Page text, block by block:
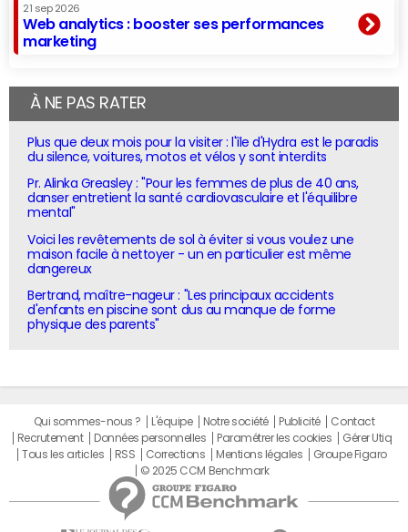
21 sep 2026
Web analytics : booster ses performances
marketing
À NE PAS RATER
Plus que deux mois pour la visiter : l'île d'Hydra est le paradis
du silence, voitures, motos et vélos y sont interdits
Pr. Alinka Greasley : "Pour les femmes de plus de 40 ans,
danser entretient la santé cardiovasculaire et l'équilibre
mental"
Voici les revêtements de sol à éviter si vous voulez une
maison facile à nettoyer - un en particulier est même
dangereux
Bertrand, maître-nageur : "Les principaux accidents
d'enfants en piscine sont dus au manque de forme
physique des parents"
Qui sommes-nous ? L'équipe Notre société Publicité
Contact
Recrutement
Données personnelles Paramétrer les cookies
Gérer Utiq
Tous les articles
RSS Corrections Mentions légales
Groupe Figaro
© 2025 CCM Benchmark